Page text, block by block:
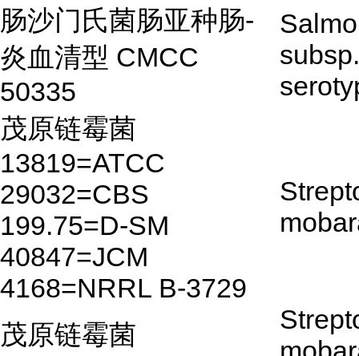
肠沙门氏菌肠亚种肠-
炎血清型 CMCC
50335
茂原链霉菌
13819=ATCC
29032=CBS
199.75=D-SM
40847=JCM
4168=NRRL B-3729
茂原链霉菌